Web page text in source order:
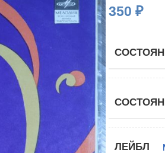
350 ₽
ЛЕЙБЛ